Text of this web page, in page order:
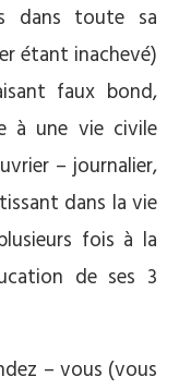
dans toute sa
étant inachevé)
faux bond,
à une vie civile
– journalier,
dans la vie
fois à la
de ses 3
– vous (vous